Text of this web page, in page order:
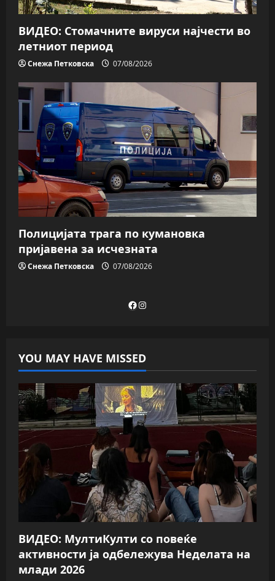
ВИДЕО: Стомачните вируси најчести во
летниот период
Снежа Петковска 07/08/2026
Полицијата трага пo кумановка
пријавена за исчезната
Снежа Петковска 07/08/2026
Facebook
Instagram
YOU MAY HAVE MISSED
ВИДЕО: МултиКулти со повеќе
активности ја одбележува Неделата на
млади 2026